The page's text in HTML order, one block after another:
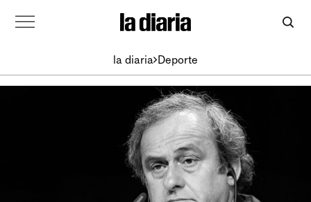
la diaria Deporte